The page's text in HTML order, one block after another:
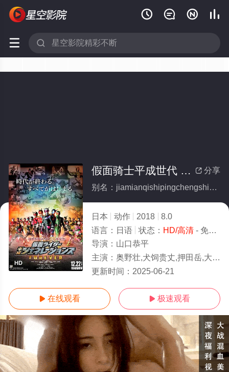
   
 
HD
 分享
假面骑士平成世代 FOREVER
别名：jiamianqishipingchengshidaiFOREVER
日本 动作 2018
8.0
语言： 日语 状态： HD/高清- 免费在线观看
导演： 山口恭平
主演： 奥野壮,犬饲贵丈,押田岳,大幡诗绘理,渡边圭祐,赤楚卫二,高田夏帆,武田航平,水上剑星,佐藤健
更新时间： 2025-06-21
 在线观看  极速观看